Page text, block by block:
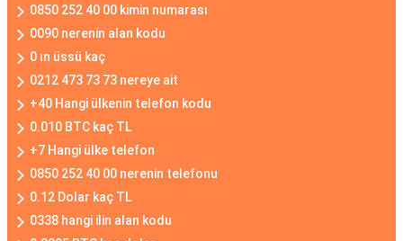
0850 252 40 00 kimin numarası
0090 nerenin alan kodu
0 ın üssü kaç
0212 473 73 73 nereye ait
+40 Hangi ülkenin telefon kodu
0.010 BTC kaç TL
+7 Hangi ülke telefon
0850 252 40 00 nerenin telefonu
0.12 Dolar kaç TL
0338 hangi ilin alan kodu